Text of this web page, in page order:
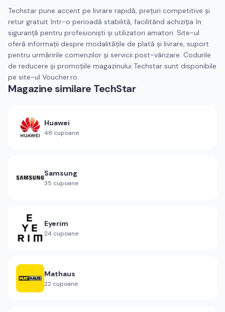
Techstar pune accent pe livrare rapidă, prețuri competitive și
retur gratuit într-o perioadă stabilită, facilitând achiziția în
siguranță pentru profesioniști și utilizatori amatori. Site-ul
oferă informații despre modalitățile de plată și livrare, suport
pentru urmăririle comenzilor și servicii post-vânzare. Codurile
de reducere și promoțiile magazinului Techstar sunt disponibile
pe site-ul Voucher.ro.
Magazine similare TechStar
Huawei
48 cupoane
Samsung
35 cupoane
Eyerim
24 cupoane
Mathaus
22 cupoane